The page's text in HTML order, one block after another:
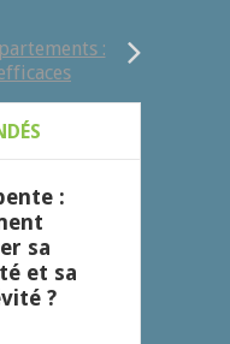
:
:
sa
et sa
?